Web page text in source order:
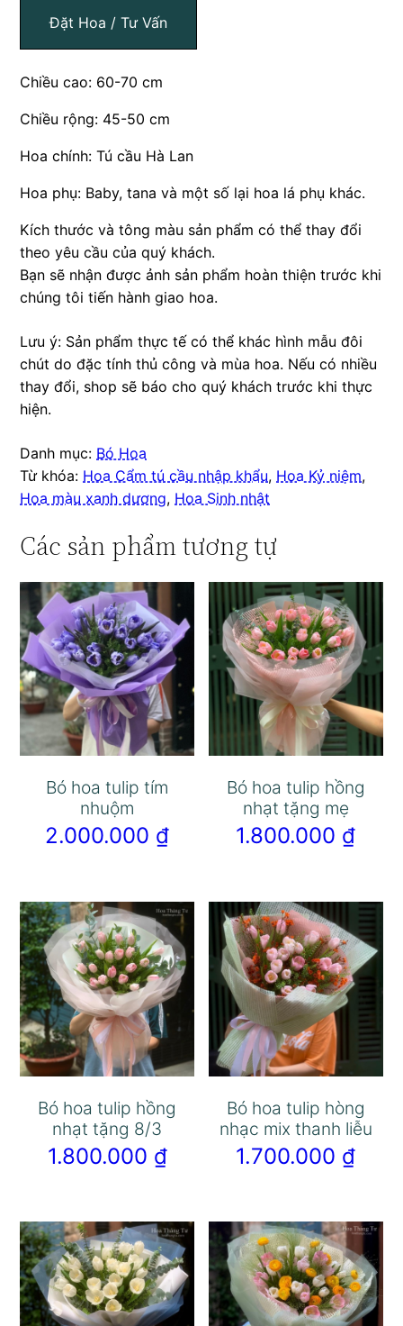
Đặt Hoa / Tư Vấn
Chiều cao: 60-70 cm
Chiều rộng: 45-50 cm
Hoa chính: Tú cầu Hà Lan
Hoa phụ: Baby, tana và một số lại hoa lá phụ khác.
Kích thước và tông màu sản phẩm có thể thay đổi
theo yêu cầu của quý khách.
Bạn sẽ nhận được ảnh sản phẩm hoàn thiện trước khi
chúng tôi tiến hành giao hoa.
Lưu ý: Sản phẩm thực tế có thể khác hình mẫu đôi
chút do đặc tính thủ công và mùa hoa. Nếu có nhiều
thay đổi, shop sẽ báo cho quý khách trước khi thực
hiện.
Danh mục: Bó Hoa
Từ khóa: Hoa Cẩm tú cầu nhập khẩu, Hoa Kỷ niệm,
Hoa màu xanh dương, Hoa Sinh nhật
Các sản phẩm tương tự
Bó hoa tulip tím
nhuộm
2.000.000 ₫
Bó hoa tulip hồng
nhạt tặng mẹ
1.800.000 ₫
Bó hoa tulip hồng
nhạt tặng 8/3
1.800.000 ₫
Bó hoa tulip hòng
nhạc mix thanh liễu
1.700.000 ₫